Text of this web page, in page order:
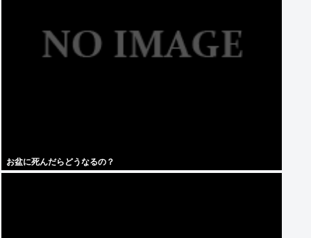
お盆に死んだらどうなるの？